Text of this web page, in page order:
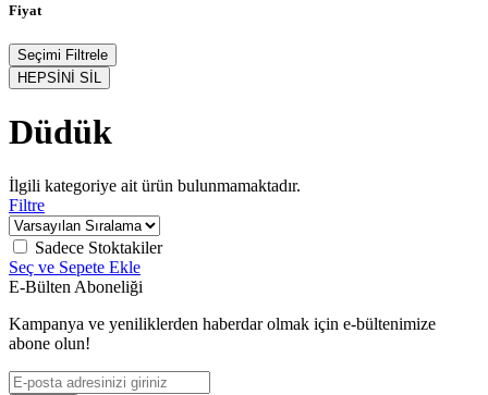
Fiyat
Seçimi Filtrele
HEPSİNİ SİL
Düdük
İlgili kategoriye ait ürün bulunmamaktadır.
Filtre
Sadece Stoktakiler
Seç ve Sepete Ekle
E-Bülten Aboneliği
Kampanya ve yeniliklerden haberdar olmak için e-bültenimize
abone olun!